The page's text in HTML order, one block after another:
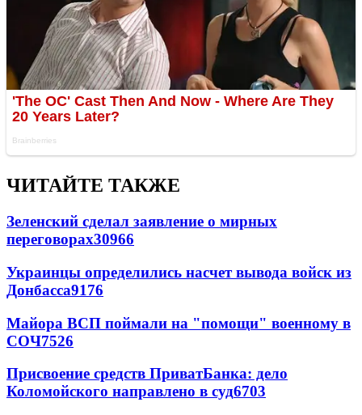
ЧИТАЙТЕ ТАКЖЕ
Зеленский сделал заявление о мирных
переговорах30966
Украинцы определились насчет вывода войск из
Донбасса9176
Майора ВСП поймали на "помощи" военному в
СОЧ7526
Присвоение средств ПриватБанка: дело
Коломойского направлено в суд6703